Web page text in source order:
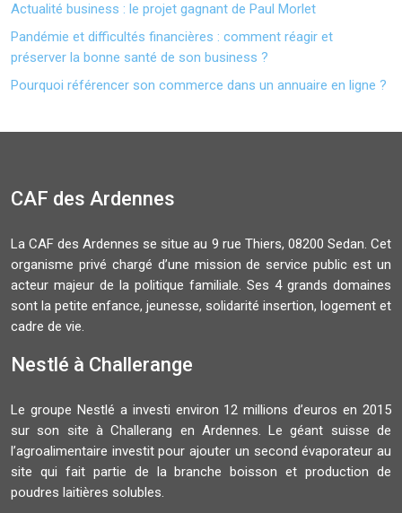
Actualité business : le projet gagnant de Paul Morlet
Pandémie et difficultés financières : comment réagir et
préserver la bonne santé de son business ?
Pourquoi référencer son commerce dans un annuaire en ligne ?
CAF des Ardennes
La CAF des Ardennes se situe au 9 rue Thiers, 08200 Sedan. Cet
organisme privé chargé d’une mission de service public est un
acteur majeur de la politique familiale. Ses 4 grands domaines
sont la petite enfance, jeunesse, solidarité insertion, logement et
cadre de vie.
Nestlé à Challerange
Le groupe Nestlé a investi environ 12 millions d’euros en 2015
sur son site à Challerang en Ardennes. Le géant suisse de
l’agroalimentaire investit pour ajouter un second évaporateur au
site qui fait partie de la branche boisson et production de
poudres laitières solubles.